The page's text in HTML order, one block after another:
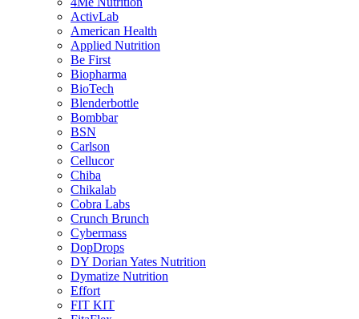
ActivLab
American Health
Applied Nutrition
Be First
Biopharma
BioTech
Blenderbottle
Bombbar
BSN
Carlson
Cellucor
Chiba
Chikalab
Cobra Labs
Crunch Brunch
Cybermass
DopDrops
DY Dorian Yates Nutrition
Dymatize Nutrition
Effort
FIT KIT